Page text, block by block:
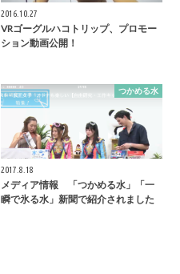
2016.10.27
VRゴーグルハコトリップ、プロモー
ション動画公開！
つかめる水
2017.8.18
メディア情報 「つかめる水」「一
瞬で氷る水」新聞で紹介されました